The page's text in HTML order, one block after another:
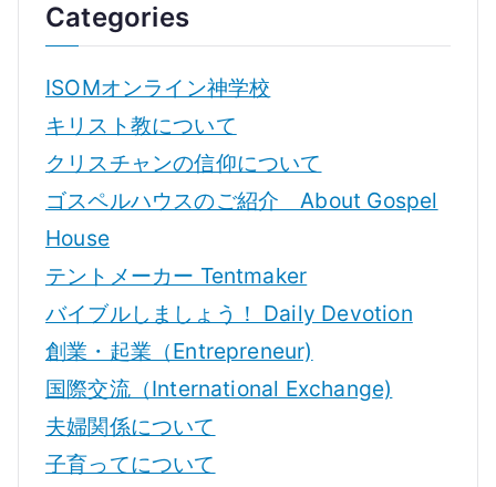
Categories
ISOMオンライン神学校
キリスト教について
クリスチャンの信仰について
ゴスペルハウスのご紹介 About Gospel
House
テントメーカー Tentmaker
バイブルしましょう！ Daily Devotion
創業・起業（Entrepreneur)
国際交流（International Exchange)
夫婦関係について
子育ってについて